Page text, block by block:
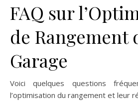
FAQ sur
de Rangement
Garage
Voici quelques questions
l’optimisation du rangement et leur